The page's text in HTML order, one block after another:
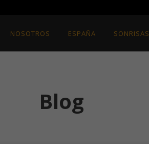
NOSOTROS ESPAÑA SONRISAS
Blog